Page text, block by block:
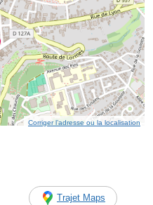
Corriger l’adresse ou la localisation
Trajet Maps